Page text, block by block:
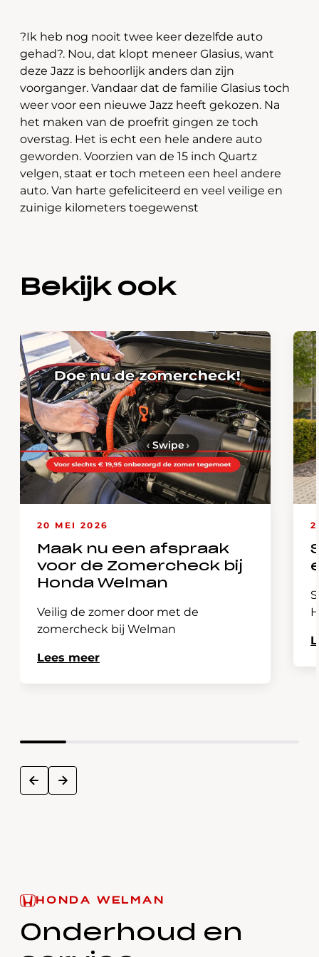
?Ik heb nog nooit twee keer dezelfde auto
gehad?. Nou, dat klopt meneer Glasius, want
deze Jazz is behoorlijk anders dan zijn
voorganger. Vandaar dat de familie Glasius toch
weer voor een nieuwe Jazz heeft gekozen. Na
het maken van de proefrit gingen ze toch
overstag. Het is echt een hele andere auto
geworden. Voorzien van de 15 inch Quartz
velgen, staat er toch meteen een heel andere
auto. Van harte gefeliciteerd en veel veilige en
zuinige kilometers toegewenst
Bekijk ook
20 MEI 2026
Maak nu een afspraak
voor de Zomercheck bij
Honda Welman
Veilig de zomer door met de
zomercheck bij Welman
Lees meer
prev next
‹ Swipe›
HONDA WELMAN
Onderhoud en